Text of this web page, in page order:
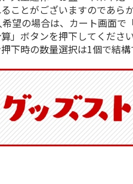
応 ふ
530ml
マスコット入りドリ
ンクボトル ハロー
キティ PSPR5MC
陶器
カ
リン
ことがございますのであら
望の場合は、カート画面で
」ボタンを押下してくださ
下時の数量選択は1個で結構